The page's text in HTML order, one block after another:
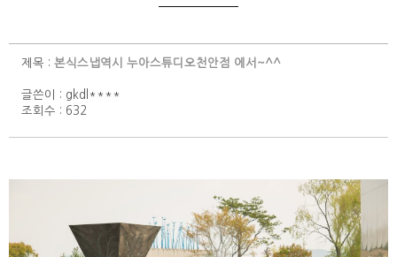
제목 : 본식스냅역시 누아스튜디오천안점 에서~^^
글쓴이 : gkdl****
조회수 : 632